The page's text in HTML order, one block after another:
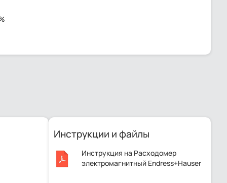
Инструкции и файлы
Инструкция на Расходомер
электромагнитный Endress+Hauser